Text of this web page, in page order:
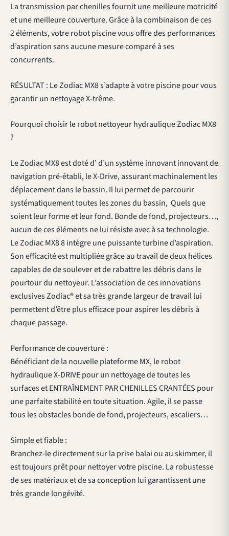
La transmission par chenilles fournit une meilleure motricité
et une meilleure couverture. Grâce à la combinaison de ces
2 éléments, votre robot piscine vous offre des performances
d’aspiration sans aucune mesure comparé à ses
concurrents.
RÉSULTAT : Le Zodiac MX8 s’adapte à votre piscine pour vous
garantir un nettoyage X-trême.
Pourquoi choisir le robot nettoyeur hydraulique Zodiac MX8
?
Le Zodiac MX8 est doté d’ d’un système innovant innovant de
navigation pré-établi, le X-Drive, assurant machinalement les
déplacement dans le bassin. Il lui permet de parcourir
systématiquement toutes les zones du bassin, Quels que
soient leur forme et leur fond. Bonde de fond, projecteurs…,
aucun de ces éléments ne lui résiste avec à sa technologie.
Le Zodiac MX8 8 intègre une puissante turbine d’aspiration.
Son efficacité est multipliée grâce au travail de deux hélices
capables de de soulever et de rabattre les débris dans le
pourtour du nettoyeur. L’association de ces innovations
exclusives Zodiac® et sa très grande largeur de travail lui
permettent d’être plus efficace pour aspirer les débris à
chaque passage.
Performance de couverture :
Bénéficiant de la nouvelle plateforme MX, le robot
hydraulique X-DRIVE pour un nettoyage de toutes les
surfaces et ENTRAÎNEMENT PAR CHENILLES CRANTÉES pour
une parfaite stabilité en toute situation. Agile, il se passe
tous les obstacles bonde de fond, projecteurs, escaliers…
Simple et fiable :
Branchez-le directement sur la prise balai ou au skimmer, il
est toujours prêt pour nettoyer votre piscine. La robustesse
de ses matériaux et de sa conception lui garantissent une
très grande longévité.